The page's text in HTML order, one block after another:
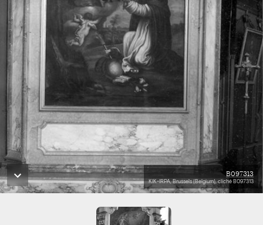
B097313
KIK-IRPA, Brussels (Belgium), cliché B097313